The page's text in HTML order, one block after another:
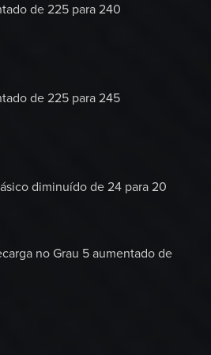
de 225 para 240
de 225 para 245
diminuído de 24 para 20
no Grau 5 aumentado de